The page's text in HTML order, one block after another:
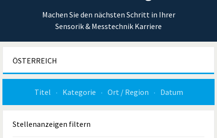
Machen Sie den nächsten Schritt in Ihrer
Sensorik & Messtechnik Karriere
ÖSTERREICH
Titel Kategorie Ort / Region Datum
Stellenanzeigen filtern